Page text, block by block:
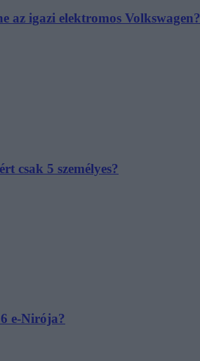
az igazi elektromos Volkswagen?
csak 5 személyes?
e-Nirója?